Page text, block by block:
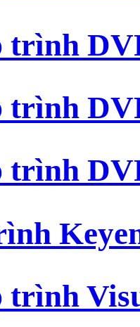
trình
trình
trình
trình